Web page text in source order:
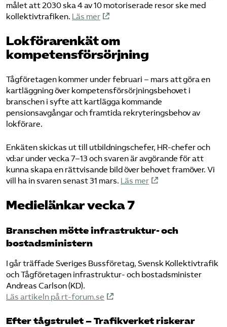
målet att 2030 ska 4 av 10 motoriserade resor ske med
kollektivtrafiken. Läs mer
Lokförarenkät om
kompetensförsörjning
Tågföretagen kommer under februari – mars att göra en
kartläggning över kompetensförsörjningsbehovet i
branschen i syfte att kartlägga kommande
pensionsavgångar och framtida rekryteringsbehov av
lokförare.
Enkäten skickas ut till utbildningschefer, HR-chefer och
vd:ar under vecka 7–13 och svaren är avgörande för att
kunna skapa en rättvisande bild över behovet framöver. Vi
vill ha in svaren senast 31 mars. Läs mer
Medielänkar vecka 7
Branschen mötte infrastruktur- och
bostadsministern
I går träffade Sveriges Bussföretag, Svensk Kollektivtrafik
och Tågföretagen infrastruktur- och bostadsminister
Andreas Carlson (KD).
Läs artikeln på rt-forum.se
Efter tågstrulet – Trafikverket riskerar